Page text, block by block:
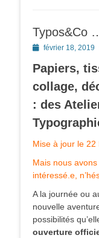
Typos&Co
Postedfévrier 18, 2019
Papiers,
collage,
: des
Mise à jour le 22
Mais nous
intéressé.e,
A la journée ou
nouvelle
possibilités
ouverture